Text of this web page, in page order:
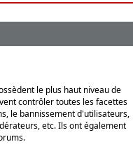
le plus haut niveau de
contrôler toutes les facettes
le bannissement d'utilisateurs,
etc. Ils ont également